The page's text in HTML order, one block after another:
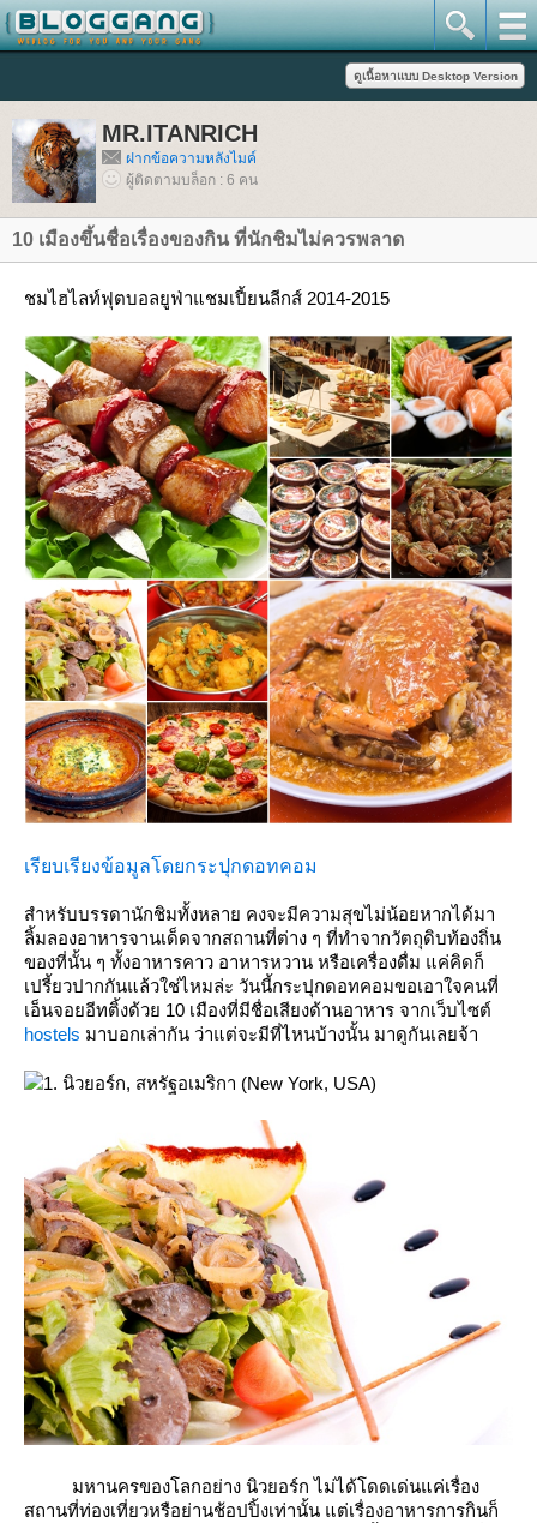
MR.ITANRICH
ฝากข้อความหลังไมค์
ผู้ติดตามบล็อก : 6 คน
10 เมืองขึ้นชื่อเรื่องของกิน ที่นักชิมไม่ควรพลาด
ชมไฮไลท์ฟุตบอลยูฟ่าแชมเปี้ยนลีกส์ 2014-2015
เรียบเรียงข้อมูลโดยกระปุกดอทคอม
สำหรับบรรดานักชิมทั้งหลาย คงจะมีความสุขไม่น้อยหากได้มา
ลิ้มลองอาหารจานเด็ดจากสถานที่ต่าง ๆ ที่ทำจากวัตถุดิบท้องถิ่น
ของที่นั้น ๆ ทั้งอาหารคาว อาหารหวาน หรือเครื่องดื่ม แค่คิดก็
เปรี้ยวปากกันแล้วใช่ไหมล่ะ วันนี้กระปุกดอทคอมขอเอาใจคนที่
เอ็นจอยอีทติ้งด้วย 10 เมืองที่มีชื่อเสียงด้านอาหาร จากเว็บไซต์
hostels มาบอกเล่ากัน ว่าแต่จะมีที่ไหนบ้างนั้น มาดูกันเลยจ้า
1. นิวยอร์ก, สหรัฐอเมริกา (New York, USA)
มหานครของโลกอย่าง นิวยอร์ก ไม่ได้โดดเด่นแค่เรื่อง
สถานที่ท่องเที่ยวหรือย่านช้อปปิ้งเท่านั้น แต่เรื่องอาหารการกินก็